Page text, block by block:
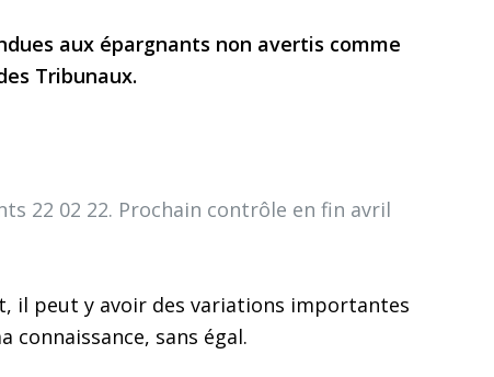
aux épargnants non avertis comme
Tribunaux.
22 02 22. Prochain contrôle en fin avril
il peut y avoir des variations importantes
sans égal.